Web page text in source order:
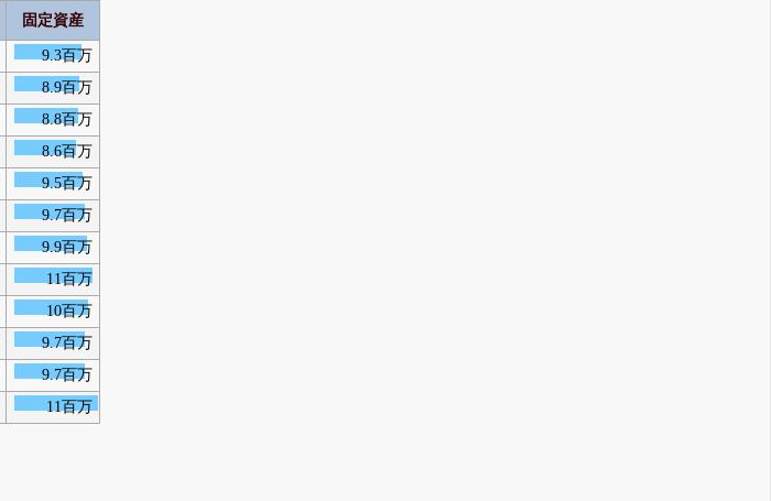
固定資産
9.3百万
8.9百万
8.8百万
8.6百万
9.5百万
9.7百万
9.9百万
11百万
10百万
9.7百万
9.7百万
11百万